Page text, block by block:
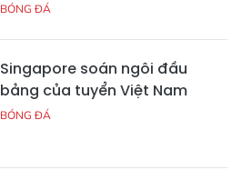
BÓNG ĐÁ
Singapore soán ngôi đầu
bảng của tuyển Việt Nam
BÓNG ĐÁ